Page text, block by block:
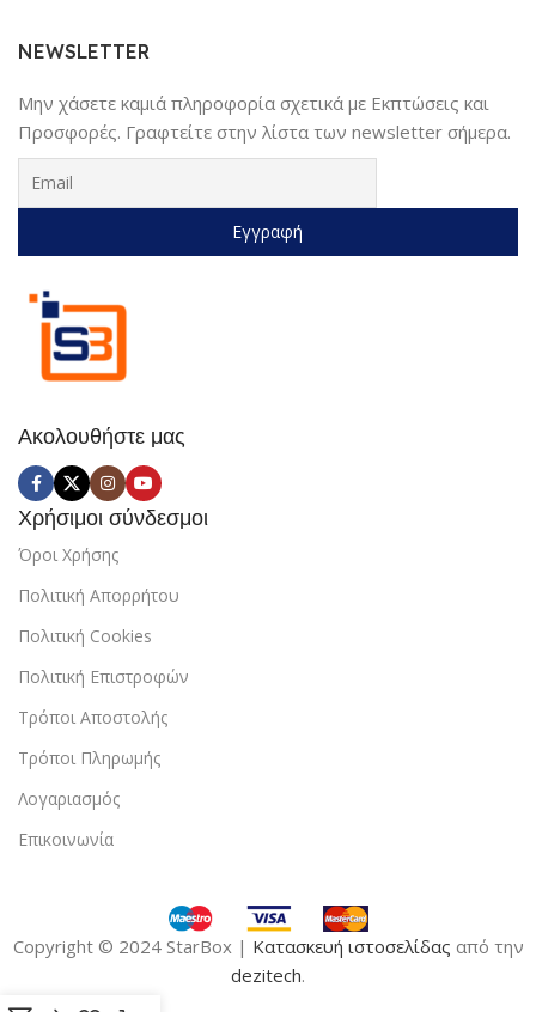
Ακολουθήστε μας
Χρήσιμοι σύνδεσμοι
Όροι Χρήσης
Πολιτική Απορρήτου
Πολιτική Cookies
Πολιτική Επιστροφών
Τρόποι Αποστολής
Τρόποι Πληρωμής
Λογαριασμός
Επικοινωνία
NEWSLETTER
Μην χάσετε καμιά πληροφορία σχετικά με Εκπτώσεις και
Προσφορές. Γραφτείτε στην λίστα των newsletter σήμερα.
Copyright © 2024 StarBox | Κατασκευή ιστοσελίδας από την
dezitech.